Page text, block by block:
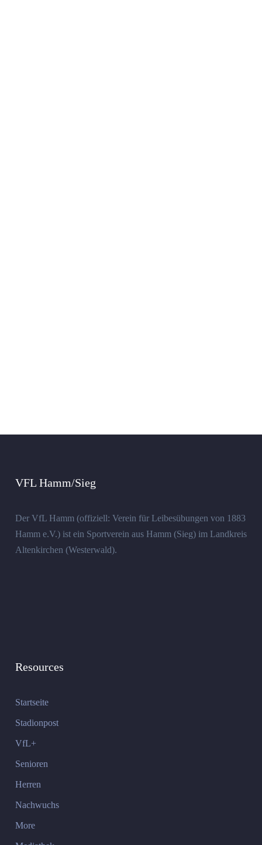
VFL Hamm/Sieg
Der VfL Hamm (offiziell: Verein für Leibesübungen von 1883
Hamm e.V.) ist ein Sportverein aus Hamm (Sieg) im Landkreis
Altenkirchen (Westerwald).
Resources
Startseite
Stadionpost
VfL+
Senioren
Herren
Nachwuchs
More